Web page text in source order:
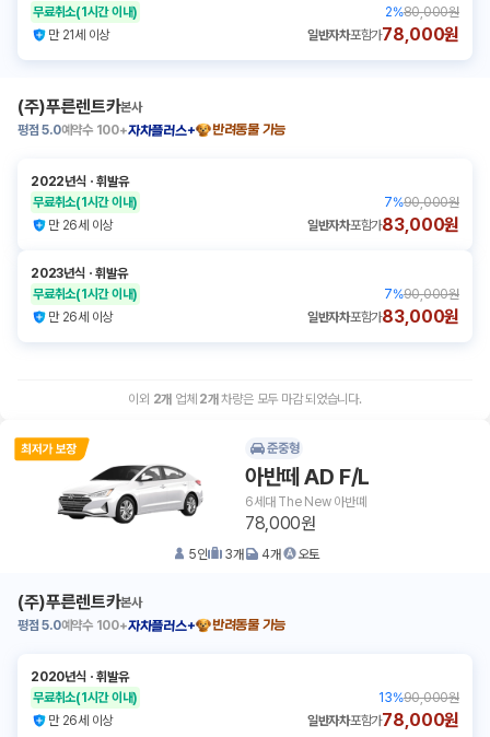
무료취소(1시간 이내) 2%80,000원
만 21세 이상
일반자차포함가78,000원
(주)푸른렌트카본사
평점 5.0예약수 100+자차플러스+ 반려동물 가능
2022년식 ㆍ휘발유
무료취소(1시간 이내) 7%90,000원
만 26세 이상
일반자차포함가83,000원
2023년식 ㆍ휘발유
무료취소(1시간 이내) 7%90,000원
만 26세 이상
일반자차포함가83,000원
이외 2개 업체 2개 차량은 모두 마감 되었습니다.
준중형
아반떼 AD F/L
6세대 The New 아반뗴
78,000원
5인 3개 4개 오토
(주)푸른렌트카본사
평점 5.0예약수 100+자차플러스+ 반려동물 가능
2020년식 ㆍ휘발유
무료취소(1시간 이내) 13%90,000원
만 26세 이상
일반자차포함가78,000원